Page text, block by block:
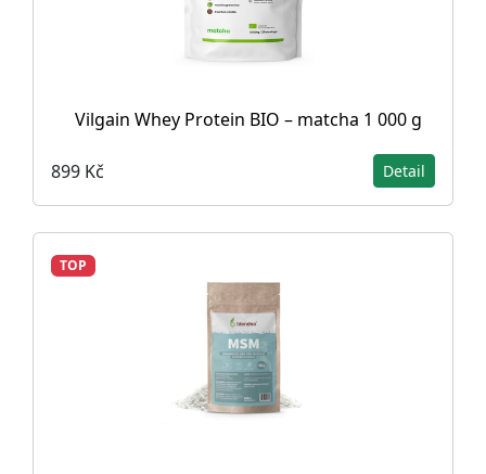
Vilgain Whey Protein BIO – matcha 1 000 g
899 Kč Detail
TOP